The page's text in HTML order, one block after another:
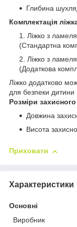
Глибина
Комплектація
Ліжко з
(Стандартна
Ліжко з
(Додаткова
Ліжко додатково
для безпеки дитини
Розміри
Довжина
Висота
Приховати
Характеристики
Основні
Виробник